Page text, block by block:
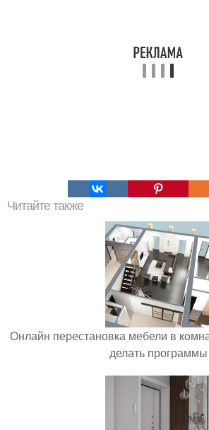
Читайте также
Онлайн перестановка мебели в
делать программы